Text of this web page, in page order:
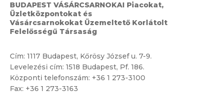
BUDAPEST VÁSÁRCSARNOKAI Piacokat,
Üzletközpontokat és
Vásárcsarnokokat Üzemeltető Korlátolt
Felelősségű Társaság
Cím: 1117 Budapest, Kőrösy József u. 7-9.
Levelezési cím: 1518 Budapest, Pf. 186.
Központi telefonszám: +36 1 273-3100
Fax: +36 1 273-3163